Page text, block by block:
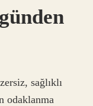
sağlıklı
odaklanma